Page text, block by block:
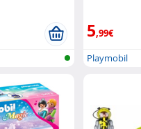
5,99€
Playmobil